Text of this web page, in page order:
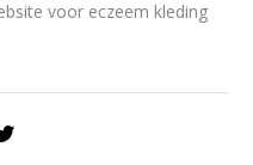
voor eczeem kleding